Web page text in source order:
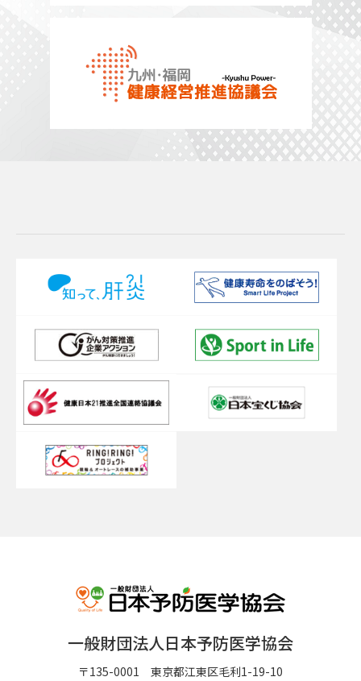
一般財団法人日本予防医学協会
〒135-0001 東京都江東区毛利1-19-10